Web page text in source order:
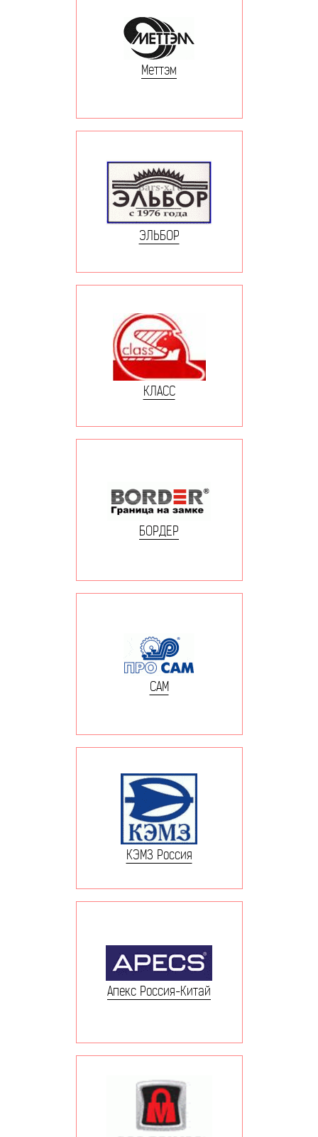
Меттэм
ЭЛЬБОР
КЛАСС
БОРДЕР
САМ
КЭМЗ Россия
Апекс Россия-Китай